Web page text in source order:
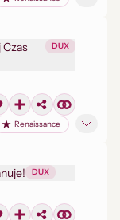
Czas
DUX
Renaissance
DUX